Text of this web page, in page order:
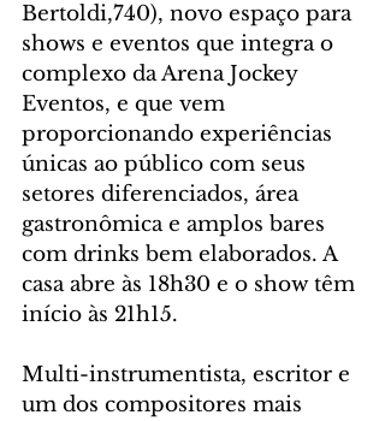
Bertoldi,740), novo espaço para
shows e eventos que integra o
complexo da Arena Jockey
Eventos, e que vem
proporcionando experiências
únicas ao público com seus
setores diferenciados, área
gastronômica e amplos bares
com drinks bem elaborados. A
casa abre às 18h30 e o show têm
início às 21h15.
Multi-instrumentista, escritor e
um dos compositores mais